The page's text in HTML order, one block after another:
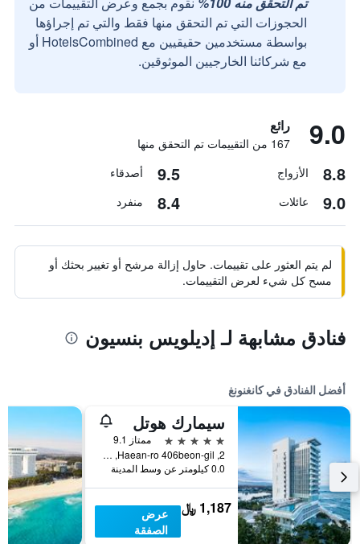
الحجوزات التي تم التحقق منها فقط والتي تم إجراؤها
بواسطة مستخدمين حقيقيين مع HotelsCombined أو
مع شركائنا الخارجيين الموثوقين.
9.0 رائع
167 من التقييمات تم التحقق منها
8.8 الأزواج 9.5 أصدقاء
9.0 عائلات 8.4 منفرد
لم يتم العثور على تقييمات. حاول إزالة مرشح أو تغيير بحثك أو
مسح كل شيء لعرض التقييمات.
فنادق مشابهة لـ إديلويس بنسيون
أفضل الفنادق في كانغنونغ
سيمارك هوتل
5 نجوم
ممتاز 9.1
2, Haean-ro 406beon-gil, كانغنونغ, كوريا الجنوبية
0.0 كيلومتر عن وسط المدينة
1,187 ﷼
عرض
الصفقة